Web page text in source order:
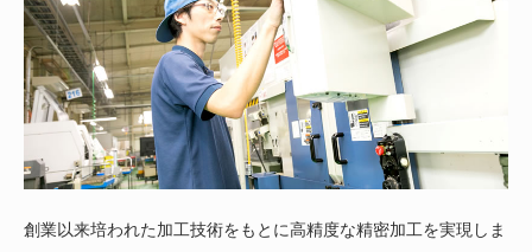
創業以来培われた加工技術をもとに高精度な精密加工を実現しま